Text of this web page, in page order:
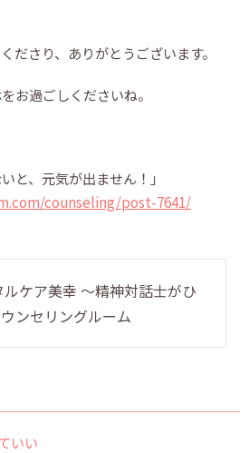
ださり、ありがとうございます。
お過ごしくださいね。
と、元気が出ません！」
counseling/post-7641/
ケア美幸 〜精神対話士がひ
ンセリングルーム
いい